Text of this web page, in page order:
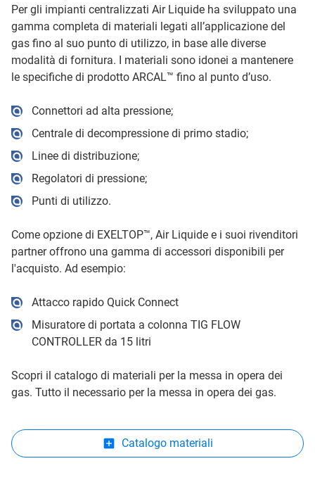
Per gli impianti centralizzati Air Liquide ha sviluppato una
gamma completa di materiali legati all’applicazione del
gas fino al suo punto di utilizzo, in base alle diverse
modalità di fornitura. I materiali sono idonei a mantenere
le specifiche di prodotto ARCAL™ fino al punto d’uso.
Connettori ad alta pressione;
Centrale di decompressione di primo stadio;
Linee di distribuzione;
Regolatori di pressione;
Punti di utilizzo.
Come opzione di EXELTOP™, Air Liquide e i suoi rivenditori
partner offrono una gamma di accessori disponibili per
l'acquisto. Ad esempio:
Attacco rapido Quick Connect
Misuratore di portata a colonna TIG FLOW
CONTROLLER da 15 litri
Scopri il catalogo di materiali per la messa in opera dei
gas. Tutto il necessario per la messa in opera dei gas.
Catalogo materiali